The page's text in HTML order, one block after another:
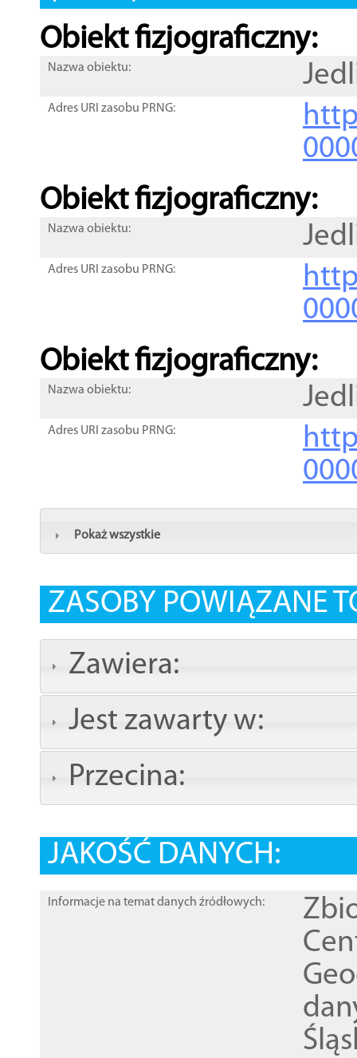
Obiekt fizjograficzny:
Nazwa obiektu:
Adres URI zasobu PRNG:
Obiekt fizjograficzny:
Nazwa obiektu:
Adres URI zasobu PRNG:
Obiekt fizjograficzny:
Nazwa obiektu:
Adres URI zasobu PRNG:
Pokaż wszystkie
ZASOBY POWIĄZANE
Zawiera:
Jest zawarty w:
Przecina:
JAKOŚĆ DANYCH:
Informacje na temat danych źródłowych: